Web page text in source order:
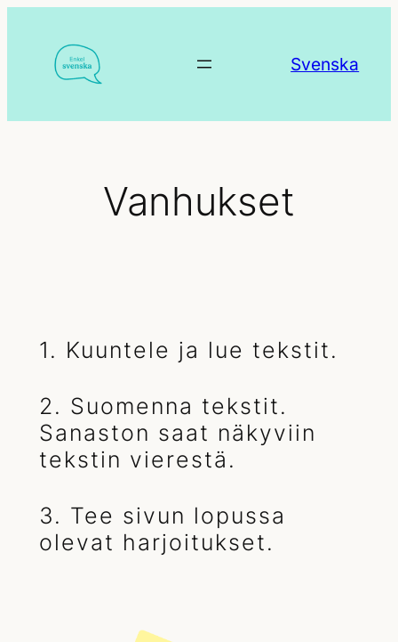
sisältöön
Svenska
Vanhukset
1. Kuuntele ja lue tekstit.
2. Suomenna tekstit.
Sanaston saat näkyviin
tekstin vierestä.
3. Tee sivun lopussa
olevat harjoitukset.